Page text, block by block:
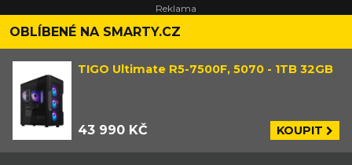
OBLÍBENÉ NA SMARTY.CZ
TIGO Ultimate R5-7500F, 5070 - 1TB 32GB
43 990 KČ KOUPIT